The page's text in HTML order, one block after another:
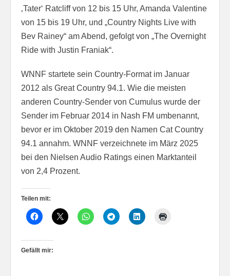
‚Tater‘ Ratcliff von 12 bis 15 Uhr, Amanda Valentine
von 15 bis 19 Uhr, und „Country Nights Live with
Bev Rainey“ am Abend, gefolgt von „The Overnight
Ride with Justin Franiak“.
WNNF startete sein Country-Format im Januar
2012 als Great Country 94.1. Wie die meisten
anderen Country-Sender von Cumulus wurde der
Sender im Februar 2014 in Nash FM umbenannt,
bevor er im Oktober 2019 den Namen Cat Country
94.1 annahm. WNNF verzeichnete im März 2025
bei den Nielsen Audio Ratings einen Marktanteil
von 2,4 Prozent.
Teilen mit:
Gefällt mir: